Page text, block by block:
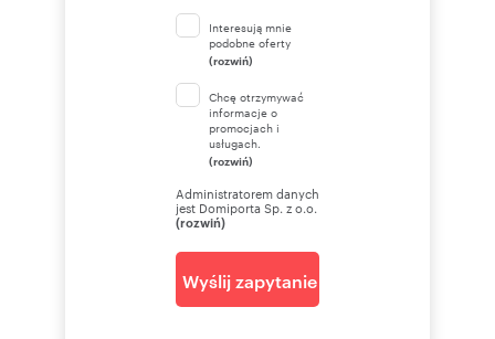
Interesują mnie
podobne oferty
(rozwiń)
Chcę otrzymywać
informacje o
promocjach i
usługach.
(rozwiń)
Administratorem danych
jest Domiporta Sp. z o.o.
(rozwiń)
Wyślij zapytanie